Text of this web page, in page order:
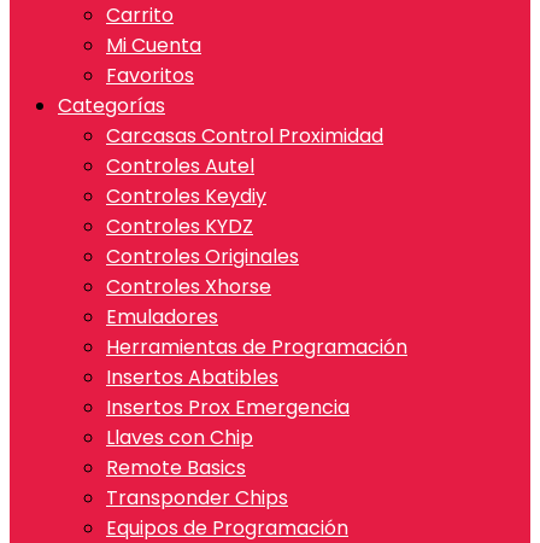
Carrito
Mi Cuenta
Favoritos
Categorías
Carcasas Control Proximidad
Controles Autel
Controles Keydiy
Controles KYDZ
Controles Originales
Controles Xhorse
Emuladores
Herramientas de Programación
Insertos Abatibles
Insertos Prox Emergencia
Llaves con Chip
Remote Basics
Transponder Chips
Equipos de Programación